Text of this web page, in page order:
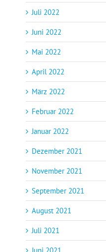
Juli 2022
Juni 2022
Mai 2022
April 2022
März 2022
Februar 2022
Januar 2022
Dezember 2021
November 2021
September 2021
August 2021
Juli 2021